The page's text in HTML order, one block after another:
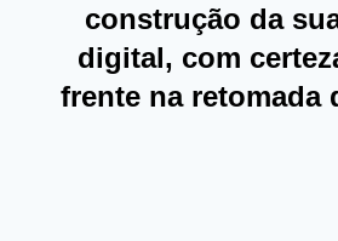
construção da
digital, com
frente na retomada